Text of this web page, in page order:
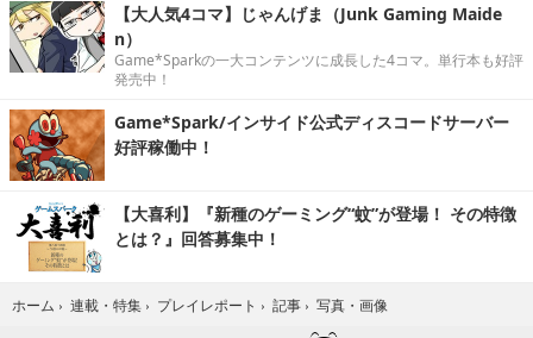
【大人気4コマ】じゃんげま（Junk Gaming Maide
n）
Game*Sparkの一大コンテンツに成長した4コマ。単行本も好評
発売中！
Game*Spark/インサイド公式ディスコードサーバー
好評稼働中！
【大喜利】『新種のゲーミング“蚊”が登場！ その特徴
とは？』回答募集中！
ホーム › 連載・特集 › プレイレポート › 記事 › 写真・画像